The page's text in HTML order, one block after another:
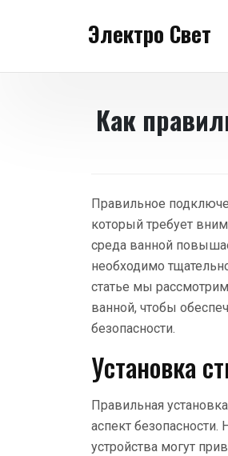
Электро Свет
Как
Правильное
который требует
среда ванной
необходимо
статье мы
ванной, чтобы
безопасности.
Установка
Правильная
аспект
устройства могут